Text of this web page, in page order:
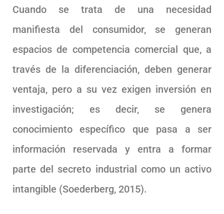
Cuando se trata de una necesidad
manifiesta del consumidor, se generan
espacios de competencia comercial que, a
través de la diferenciación, deben generar
ventaja, pero a su vez exigen inversión en
investigación; es decir, se genera
conocimiento específico que pasa a ser
información reservada y entra a formar
parte del secreto industrial como un activo
intangible (Soederberg, 2015).